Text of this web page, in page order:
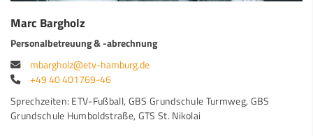
Marc Bargholz
Personalbetreuung & -abrechnung
mbargholz@etv-hamburg.de
+49 40 401769-46
Sprechzeiten: ETV-Fußball, GBS Grundschule Turmweg, GBS
Grundschule Humboldstraße, GTS St. Nikolai